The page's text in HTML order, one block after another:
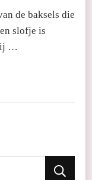
de baksels die
slofje is
…